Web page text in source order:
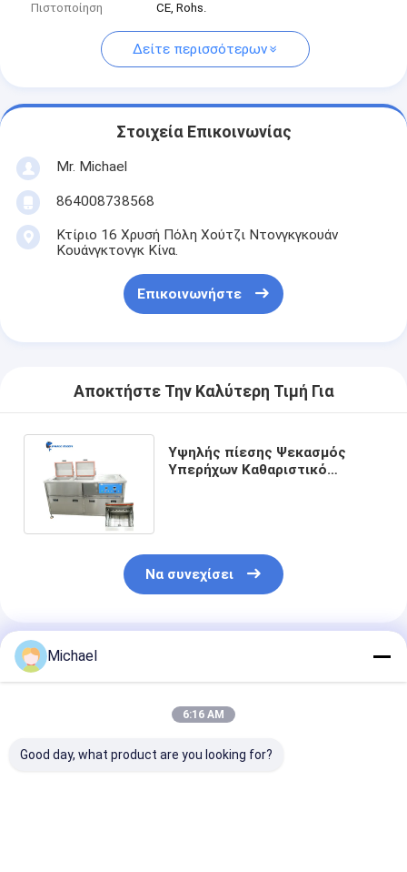
Πιστοποίηση
CE, Rohs.
Δείτε περισσότερων
Στοιχεία Επικοινωνίας
Mr. Michael
864008738568
Κτίριο 16 Χρυσή Πόλη Χούτζι Ντονγκγκουάν
Κουάνγκτονγκ Κίνα.
Επικοινωνήστε
Αποκτήστε Την Καλύτερη Τιμή Για
Υψηλής πίεσης Ψεκασμός
Υπερήχων Καθαριστικό
Να συνεχίσει
Συνιστώμενα Προϊόντα
Michael
6:16 AM
Good day, what product are you looking for?